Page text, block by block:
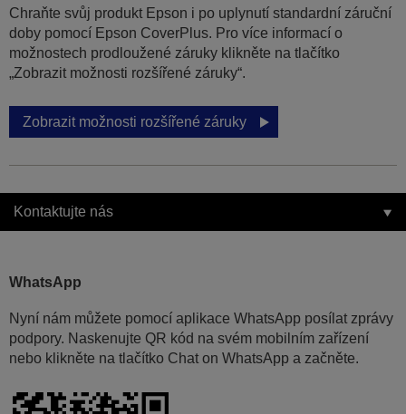
Chraňte svůj produkt Epson i po uplynutí standardní záruční
doby pomocí Epson CoverPlus. Pro více informací o
možnostech prodloužené záruky klikněte na tlačítko
„Zobrazit možnosti rozšířené záruky“.
Zobrazit možnosti rozšířené záruky
Kontaktujte nás
WhatsApp
Nyní nám můžete pomocí aplikace WhatsApp posílat zprávy
podpory. Naskenujte QR kód na svém mobilním zařízení
nebo klikněte na tlačítko Chat on WhatsApp a začněte.